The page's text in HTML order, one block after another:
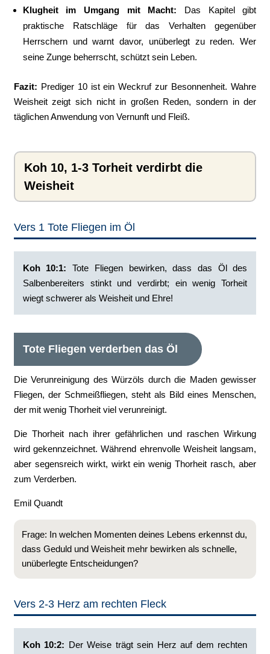
Klugheit im Umgang mit Macht: Das Kapitel gibt
praktische Ratschläge für das Verhalten gegenüber
Herrschern und warnt davor, unüberlegt zu reden. Wer
seine Zunge beherrscht, schützt sein Leben.
Fazit: Prediger 10 ist ein Weckruf zur Besonnenheit. Wahre
Weisheit zeigt sich nicht in großen Reden, sondern in der
täglichen Anwendung von Vernunft und Fleiß.
Koh 10, 1-3 Torheit verdirbt die
Weisheit
Vers 1 Tote Fliegen im Öl
Koh 10:1: ‭Tote Fliegen bewirken, dass das Öl des
Salbenbereiters stinkt und verdirbt; ein wenig Torheit
wiegt schwerer als Weisheit und Ehre!
Tote Fliegen verderben das Öl
Die Verunreinigung des Würzöls durch die Maden gewisser
Fliegen, der Schmeißfliegen, steht als Bild eines Menschen,
der mit wenig Thorheit viel verunreinigt.
Die Thorheit nach ihrer gefährlichen und raschen Wirkung
wird gekennzeichnet. Während ehrenvolle Weisheit langsam,
aber segensreich wirkt, wirkt ein wenig Thorheit rasch, aber
zum Verderben.
Emil Quandt
Frage: In welchen Momenten deines Lebens erkennst du,
dass Geduld und Weisheit mehr bewirken als schnelle,
unüberlegte Entscheidungen?
Vers 2-3 Herz am rechten Fleck
Koh 10:2: ‭Der Weise trägt sein Herz auf dem rechten